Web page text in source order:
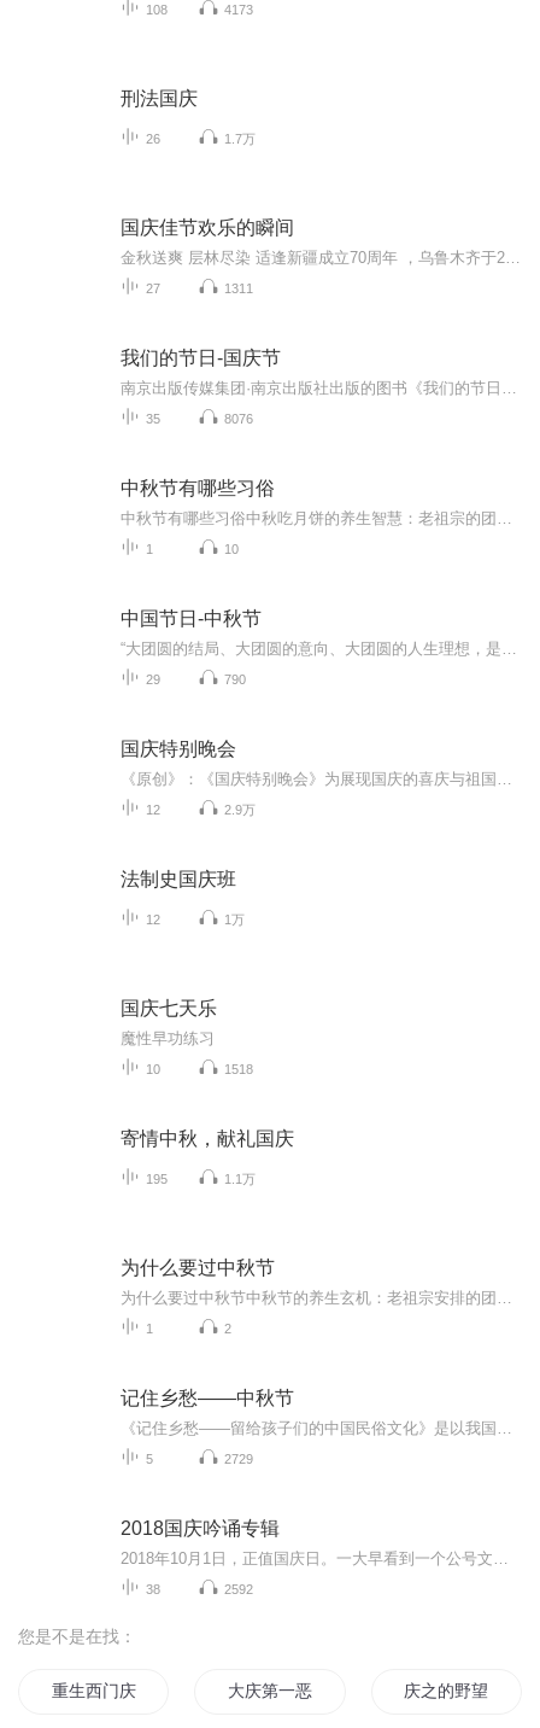
108 4173
刑法国庆
26 1.7万
国庆佳节欢乐的瞬间
27 1311
我们的节日-国庆节
35 8076
中秋节有哪些习俗
1 10
中国节日-中秋节
29 790
国庆特别晚会
12 2.9万
法制史国庆班
12 1万
国庆七天乐
魔性早功练习
10 1518
寄情中秋，献礼国庆
195 1.1万
为什么要过中秋节
1 2
记住乡愁——中秋节
5 2729
2018国庆吟诵专辑
38 2592
您是不是在找：
重生西门庆 大庆第一恶 庆之的野望